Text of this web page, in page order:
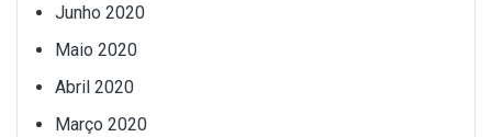
Junho 2020
Maio 2020
Abril 2020
Março 2020